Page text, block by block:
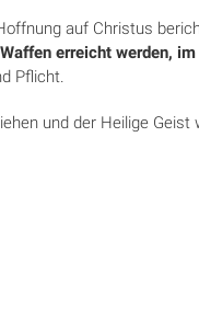
auf Christus
erreicht werden,
Pflicht.
und der Heilige Geist